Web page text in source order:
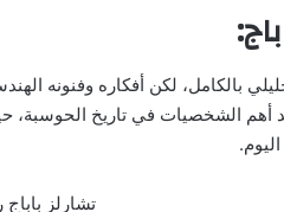
بالكامل، لكن أفكاره وفنونه
أهم الشخصيات في تاريخ